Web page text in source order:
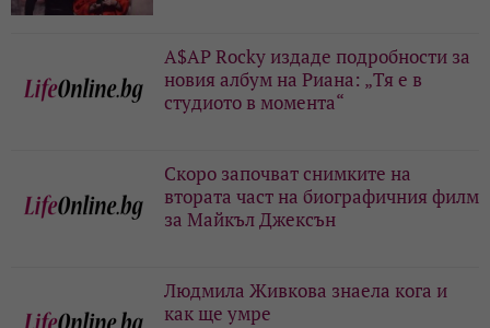
A$AP Rocky издаде подробности за
новия албум на Риана: „Тя е в
студиото в момента“
Скоро започват снимките на
втората част на биографичния филм
за Майкъл Джексън
Людмила Живкова знаела кога и
как ще умре